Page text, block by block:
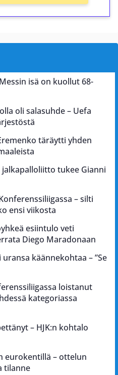
isä on kuollut 68-
oli salasuhde – Uefa
täräytti yhden
tukee Gianni
– silti
ensi viikosta
esiintulo veti
Diego Maradonaan
käännekohtaa – ”Se
loistanut
kategoriassa
– HJK:n kohtalo
eurokentillä – ottelun
tilanne